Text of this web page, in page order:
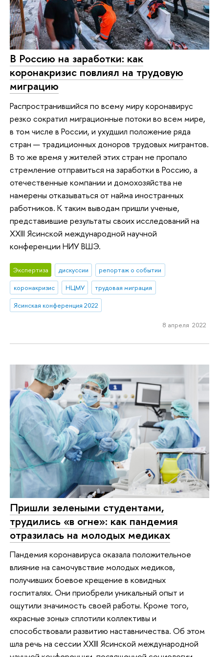
В Россию на заработки: как
коронакризис повлиял на трудовую
миграцию
Распространившийся по всему миру коронавирус
резко сократил миграционные потоки во всем мире,
в том числе в России, и ухудшил положение ряда
стран — традиционных доноров трудовых мигрантов.
В то же время у жителей этих стран не пропало
стремление отправиться на заработки в Россию, а
отечественные компании и домохозяйства не
намерены отказываться от найма иностранных
работников. К таким выводам пришли ученые,
представившие результаты своих исследований на
XXIII Ясинской международной научной
конференции НИУ ВШЭ.
Экспертиза дискуссии
репортаж о событии
коронакризис
НЦМУ
трудовая миграция
Ясинская конференция 2022
8 апреля 2022
Пришли зелеными студентами,
трудились «в огне»: как пандемия
отразилась на молодых медиках
Пандемия коронавируса оказала положительное
влияние на самочувствие молодых медиков,
получивших боевое крещение в ковидных
госпиталях. Они приобрели уникальный опыт и
ощутили значимость своей работы. Кроме того,
«красные зоны» сплотили коллективы и
способствовали развитию наставничества. Об этом
шла речь на сессии XXIII Ясинской международной